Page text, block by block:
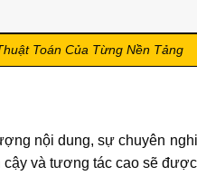
Toán Của Từng Nền Tảng
nội dung, sự chuyên
và tương tác cao sẽ